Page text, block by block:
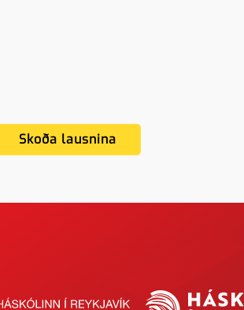
Skoða lausnina